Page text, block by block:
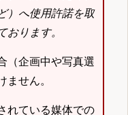
）へ使用許諾を取
おります。
（企画中や写真選
ません。
れている媒体での